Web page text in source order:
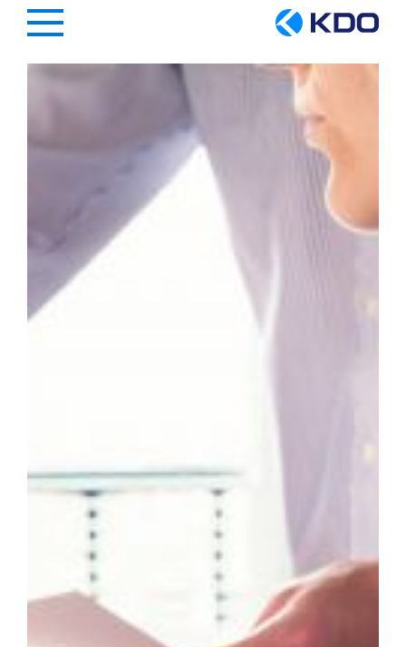
Hauptregion der Seite anspringen